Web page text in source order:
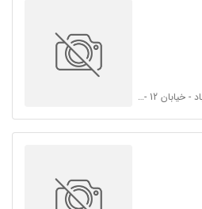
اصفهان - شهرک صنعتی محمود آباد - خیابان 12 - فرعی 12 و 14